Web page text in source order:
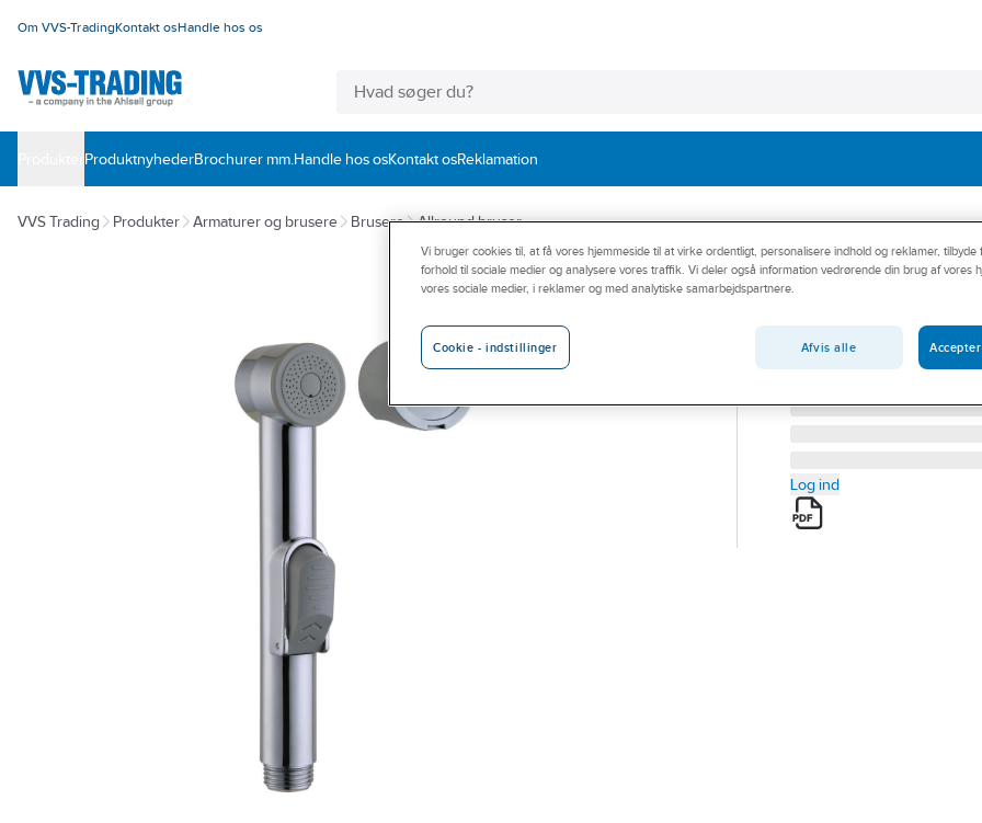
Om VVS-TradingKontakt osHandle hos os
ProduktnyhederBrochurer mm. Handle hos osKontakt osReklamation
VVS Trading Produkter Armaturer og brusere Brusere Allround bruser
GEYSER®
Allround håndbruser t/
4070.1.10
Log ind
Vi bruger cookies til, at få vores hjemmeside til at virke ordentligt, personalisere indhold og reklamer, tilbyde
forhold til sociale medier og analysere vores traffik. Vi deler også information vedrørende din brug af vores
vores sociale medier, i reklamer og med analytiske samarbejdspartnere.
Afvis alle
Cookie - indstillinger